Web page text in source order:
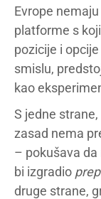
Evrope
platforme s
pozicije i
smislu,
kao
S jedne
zasad nema
– pokušava
bi izgradio
druge strane,